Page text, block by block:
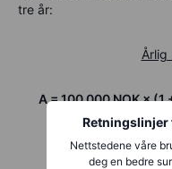
Nettstedene våre
deg en bedre
tre år:
Årlig
A = 100 000 NOK ×
Totalt